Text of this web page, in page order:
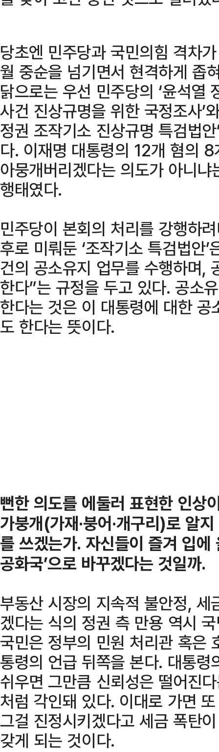
당초엔 민주당과 국민의힘 격차
월 중순을 넘기면서 현격하게 좁
닭으로는 우선 민주당의 ‘윤석열
사건 진상규명을 위한 국정조사’
정권 조작기소 진상규명 특검법
다. 이재명 대통령의 12개 혐의
아뭉개버리겠다는 의도가 아니
행태였다.
민주당이 본회의 처리를 강행하
후로 미뤄둔 ‘조작기소 특검법안
건의 공소유지 업무를 수행하며,
한다”는 규정을 두고 있다. 공소
한다는 것은 이 대통령에 대한
도 한다는 뜻이다.
뻔한 의도를 에둘러 표현한 인상
가붕개(가재·붕어·개구리)로 알
를 쓰겠는가. 자신들이 즐겨 입에
공화국’으로 바꾸겠다는 것일까.
부동산 시장의 지속적 불안정,
겠다는 식의 정권 측 만용 역시
국민은 정부의 민원 처리관 혹은
통령의 언급 뒤쪽을 본다. 대통
쉬우면 그만큼 신뢰성은 떨어진
처럼 각인돼 있다. 이대로 가면
그걸 진정시키겠다고 세금 폭탄
갖게 되는 것이다.